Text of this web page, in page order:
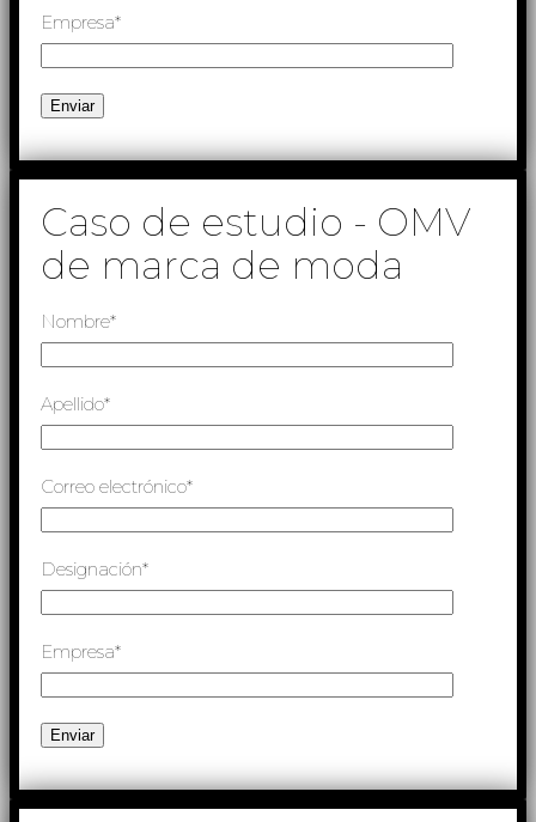
Empresa*
Caso de estudio - OMV
de marca de moda
Nombre*
Apellido*
Correo electrónico*
Designación*
Empresa*